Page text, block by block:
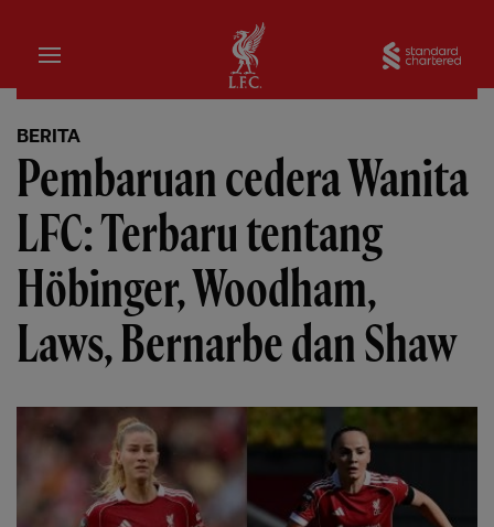
Rumah
BERITA
Pembaruan cedera Wanita
LFC: Terbaru tentang
Höbinger, Woodham,
Laws, Bernarbe dan Shaw